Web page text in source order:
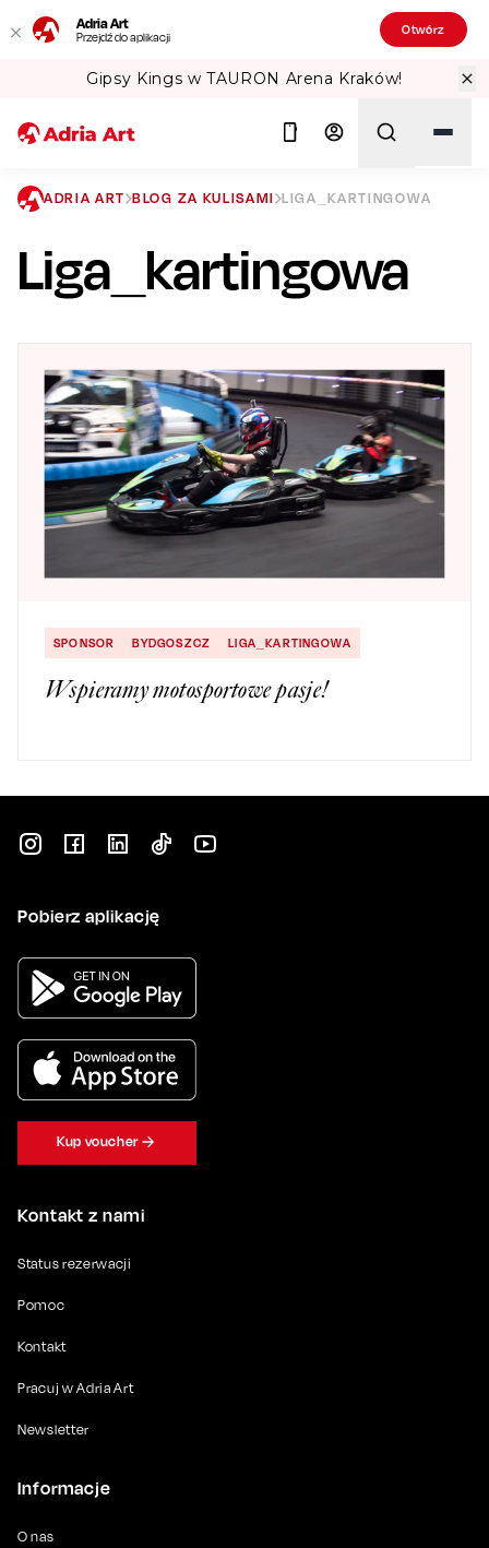
Adria Art
Przejdź do aplikacji Otwórz
Gipsy Kings w TAURON Arena Kraków!
Szukaj
ADRIA ART BLOG ZA KULISAMI LIGA_KARTINGOWA
Liga_kartingowa
SPONSOR BYDGOSZCZ LIGA_KARTINGOWA
Wspieramy motosportowe pasje!
Kontakt z nami
Status rezerwacji
Pomoc
Kontakt
Pracuj w Adria Art
Newsletter
Informacje
O nas
Pobierz aplikację
Kup voucher